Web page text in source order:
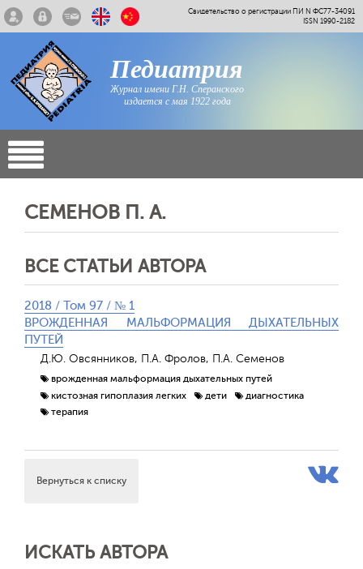
Свидетельство о регистрации ПИ N ФС77-34091
ISSN 1990-2182
Педиатрия
Журнал имени Г.Н. Сперанского
издается с мая 1922 года
СЕМЕНОВ П. А.
ВСЕ СТАТЬИ АВТОРА
2018 / Том 97 / № 1
ВРОЖДЕННАЯ МАЛЬФОРМАЦИЯ ДЫХАТЕЛЬНЫХ
ПУТЕЙ
Д.Ю. Овсянников, П.А. Фролов, П.А. Семенов
врожденная мальформация дыхательных путей
кистозная гипоплазия легких
дети
диагностика
терапия
Вернуться к списку
ИСКАТЬ АВТОРА